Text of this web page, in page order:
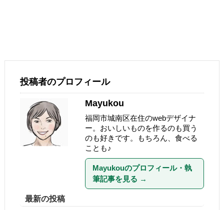
投稿者のプロフィール
Mayukou
福岡市城南区在住のwebデザイナ
ー。おいしいものを作るのも買う
のも好きです。もちろん、食べる
ことも♪
Mayukouのプロフィール・執
筆記事を見る →
最新の投稿